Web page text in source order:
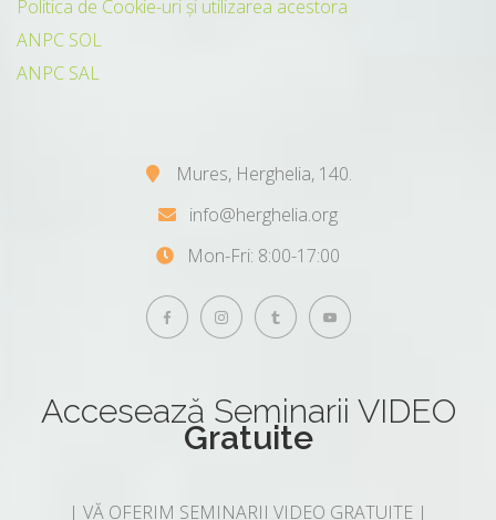
Politica de Cookie-uri și utilizarea acestora
ANPC SOL
ANPC SAL
Mures, Herghelia, 140.
info@herghelia.org
Mon-Fri: 8:00-17:00
Accesează Seminarii VIDEO
Gratuite
| VĂ OFERIM SEMINARII VIDEO GRATUITE |